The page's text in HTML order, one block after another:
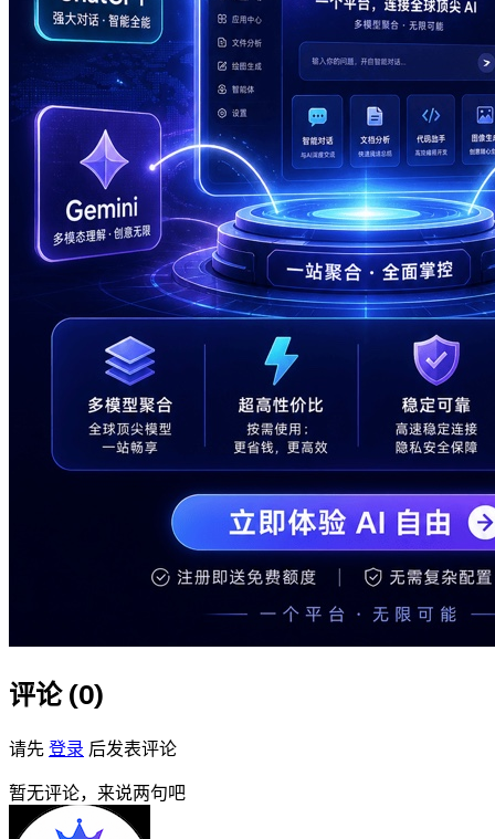
评论 (0)
请先 登录 后发表评论
暂无评论，来说两句吧